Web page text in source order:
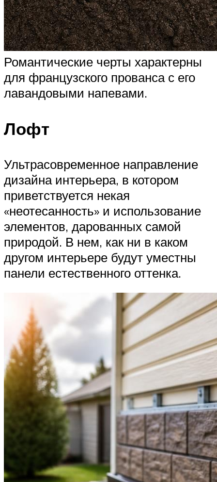
Романтические черты характерны
для французского прованса с его
лавандовыми напевами.
Лофт
Ультрасовременное направление
дизайна интерьера, в котором
приветствуется некая
«неотесанность» и использование
элементов, дарованных самой
природой. В нем, как ни в каком
другом интерьере будут уместны
панели естественного оттенка.